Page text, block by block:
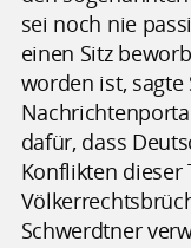
sei noch nie
einen Sitz
worden ist,
dafür, dass
Konflikten dieser
Schwerdtner